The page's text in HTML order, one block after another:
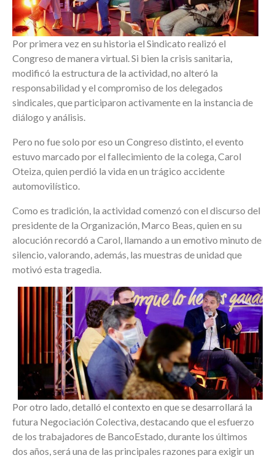
Por primera vez en su historia el Sindicato realizó el
Congreso de manera virtual. Si bien la crisis sanitaria,
modificó la estructura de la actividad, no alteró la
responsabilidad y el compromiso de los delegados
sindicales, que participaron activamente en la instancia de
diálogo y análisis.
Pero no fue solo por eso un Congreso distinto, el evento
estuvo marcado por el fallecimiento de la colega, Carol
Oteiza, quien perdió la vida en un trágico accidente
automovilístico.
Como es tradición, la actividad comenzó con el discurso del
presidente de la Organización, Marco Beas, quien en su
alocución recordó a Carol, llamando a un emotivo minuto de
silencio, valorando, además, las muestras de unidad que
motivó esta tragedia.
Por otro lado, detalló el contexto en que se desarrollará la
futura Negociación Colectiva, destacando que el esfuerzo
de los trabajadores de BancoEstado, durante los últimos
dos años, será una de las principales razones para exigir un